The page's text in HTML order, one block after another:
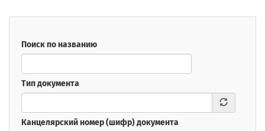
Поиск по названию
Тип документа
Канцелярский номер (шифр) документа